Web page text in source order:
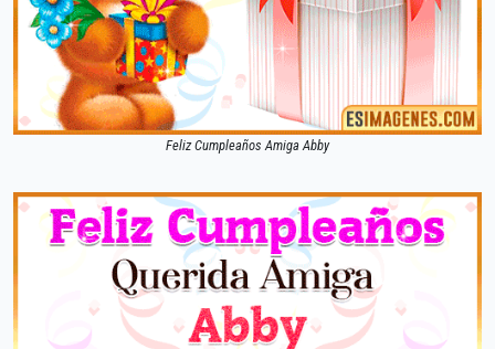
Feliz Cumpleaños Amiga Abby